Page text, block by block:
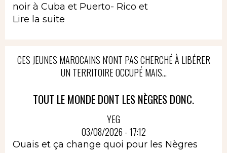
noir à Cuba et Puerto- Rico et
Lire la suite
CES JEUNES MAROCAINS N'ONT PAS CHERCHÉ À LIBÉRER
UN TERRITOIRE OCCUPÉ MAIS...
TOUT LE MONDE DONT LES NÈGRES DONC.
YEG
03/08/2026 - 17:12
Ouais et ça change quoi pour les Nègres